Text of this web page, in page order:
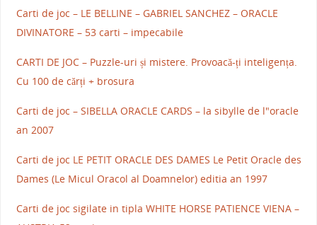
Carti de joc – LE BELLINE – GABRIEL SANCHEZ – ORACLE
DIVINATORE – 53 carti – impecabile
CARTI DE JOC – Puzzle-uri și mistere. Provoacă-ți inteligența.
Cu 100 de cărți + brosura
Carti de joc – SIBELLA ORACLE CARDS – la sibylle de l"oracle
an 2007
Carti de joc LE PETIT ORACLE DES DAMES Le Petit Oracle des
Dames (Le Micul Oracol al Doamnelor) editia an 1997
Carti de joc sigilate in tipla WHITE HORSE PATIENCE VIENA –